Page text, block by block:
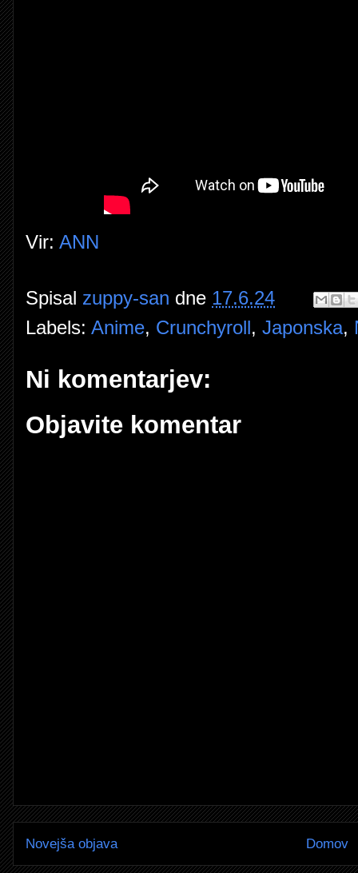
Vir: ANN
Spisal zuppy-san dne 17.6.24
Labels: Anime, Crunchyroll , Japonska,
Ni komentarjev:
Objavite komentar
Novejša objava Domov